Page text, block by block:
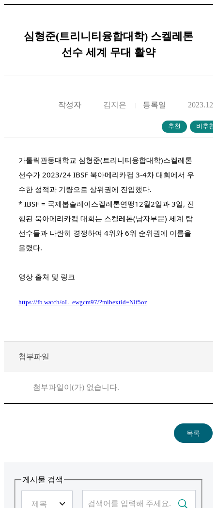
심형준(트리니티융합대학) 스켈레톤
선수 세계 무대 활약
작성자 김지은 등록일
가톨릭관동대학교 심형준(트리니티융합대학)스켈레톤
선수가 2023/24 IBSF 북아메리카컵 3-4차 대회에서 우
수한 성적과 기량으로 상위권에 진입했다.
* IBSF = 국제봅슬레이스켈레톤연맹12월2일과 3일, 진
행된 북아메리카컵 대회는 스켈레톤(남자부문) 세계 탑
선수들과 나란히 경쟁하여 4위와 6위 순위권에 이름을
올렸다.
영상 출처 및 링크
https://fb.watch/oL_ewgcm97/?mibextid=Nif5oz
첨부파일
첨부파일이(가) 없습니다.
게시물 검색